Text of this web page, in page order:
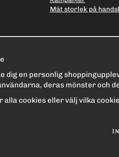
Mät storlek på
dig en personlig
deras mönster och
alla cookies eller välj vilka